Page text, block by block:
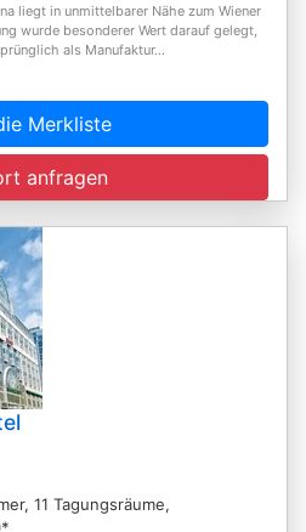
liegt in unmittelbarer Nähe zum Wiener
wurde besonderer Wert darauf gelegt,
als Manufaktur...
Merkliste
anfragen
11 Tagungsräume,